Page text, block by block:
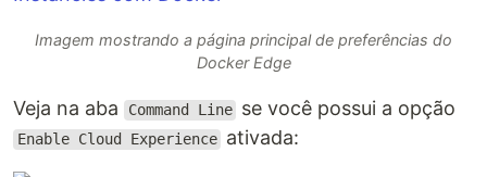
Imagem mostrando a página principal de preferências do
Docker Edge
Veja na aba Command Line se você possui a opção
Enable Cloud Experience ativada: